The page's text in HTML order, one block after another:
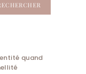
quand